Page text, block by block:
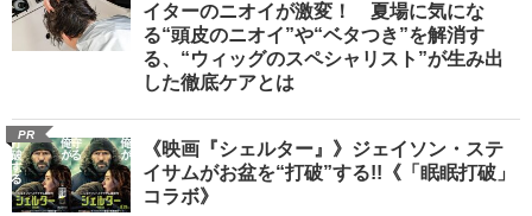
イターのニオイが激変！ 夏場に気にな
る“頭皮のニオイ”や“ベタつき”を解消す
る、“ウィッグのスペシャリスト”が生み出
した徹底ケアとは
PR
《映画『シェルター』》ジェイソン・ステ
イサムがお盆を“打破”する!!《「眠眠打破」
コラボ》